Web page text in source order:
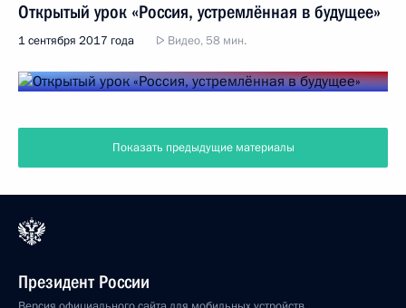
Открытый урок «Россия, устремлённая в будущее»
1 сентября 2017 года Видео, 58 мин.
Показать предыдущие материалы
Президент России